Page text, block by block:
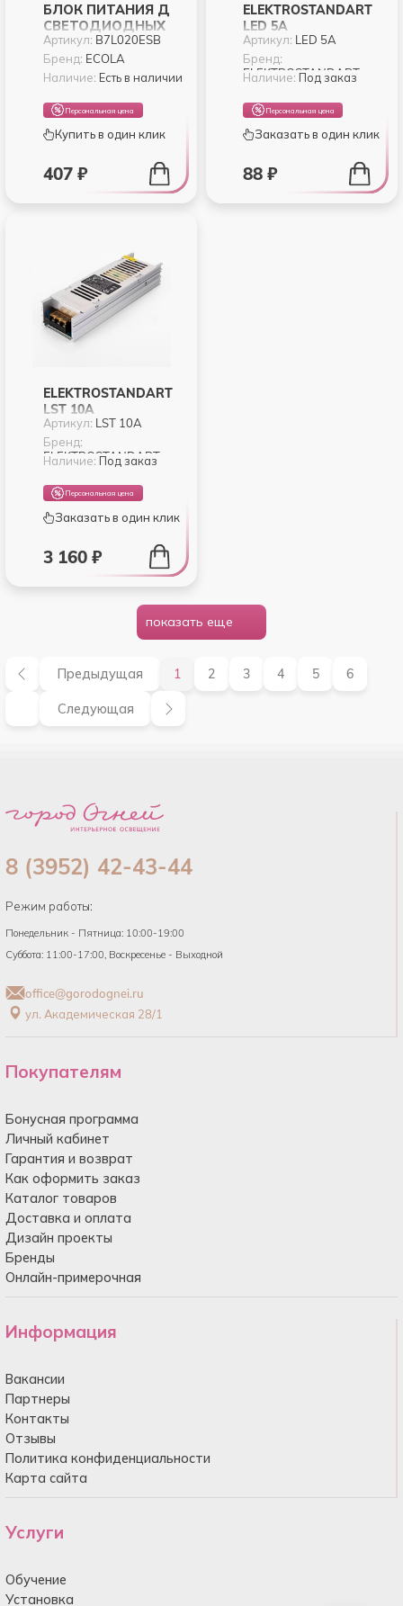
БЛОК ПИТАНИЯ Д
СВЕТОДИОДНЫХ
ЛЕНТ ECOLA
B7L020ESB 20W IP67
220V-12V
Артикул: B7L020ESB
Бренд: ECOLA
Наличие: Есть в наличии
Персональная цена
Купить в один клик
407 ₽
ELEKTROSTANDART
LED 5A
СОЕДИНИТЕЛЬ
ЭЛЕКТРИЧЕСКИЙ
КОННЕКТОР ДЛЯ
ВОЛНА ЖЕСТКИЙ
(5PKT)
Артикул: LED 5A
Бренд:
ELEKTROSTANDART
Наличие: Под заказ
Персональная цена
Заказать в один клик
88 ₽
ELEKTROSTANDART
LST 10A
ТРАНСФОРМАТОР
150W 24V IP00 6,25A
Артикул: LST 10A
Бренд:
ELEKTROSTANDART
Наличие: Под заказ
Персональная цена
Заказать в один клик
3 160 ₽
показать еще
Предыдущая 1 2 3 4 5 6
Следующая
8 (3952) 42-43-44
Режим работы:
Понедельник - Пятница: 10:00-19:00
Суббота: 11:00-17:00, Воскресенье - Выходной
office@gorodognei.ru
ул. Академическая 28/1
Покупателям
Бонусная программа
Личный кабинет
Гарантия и возврат
Как оформить заказ
Каталог товаров
Доставка и оплата
Дизайн проекты
Бренды
Онлайн-примерочная
Информация
Вакансии
Партнеры
Контакты
Отзывы
Политика конфиденциальности
Карта сайта
Услуги
Обучение
Установка